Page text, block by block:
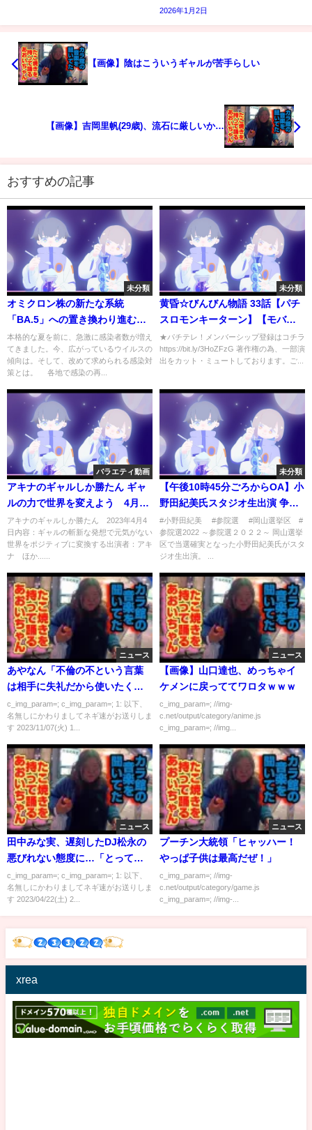
2026年1月2日
【画像】陰はこういうギャルが苦手らしい
【画像】吉岡里帆(29歳)、流石に厳しいか…
おすすめの記事
未分類
オミクロン株の新たな系統
「BA.5」への置き換わり進む
スクリーニング検査で既に疑い2
割 (22/07/11 13:36)
本格的な夏を前に、急激に感染者数が増え
てきました。今、広がっているウイルスの
傾向は。そして、改めて求められる感染対
策とは。 各地で感染の再...
未分類
黄昏☆びんびん物語 33話【パチ
スロモンキーターン】【モバス
ロ ヱヴァンゲリヲン～真実の翼
～】【新鬼武者】#パチンコ #パ
チスロ
★パチテレ！メンバーシップ登録はコチラ
https://bit.ly/3HoZFzG 著作権の為、一部演
出をカット・ミュートしております。ご...
バラエティ動画
アキナのギャルしか勝たん ギャ
ルの力で世界を変えよう 4月4
日
アキナのギャルしか勝たん 2023年4月4
日内容：ギャルの斬新な発想で元気がない
世界をポジティブに変換する出演者：アキ
ナ ほか......
未分類
【午後10時45分ごろからOA】小
野田紀美氏スタジオ生出演 争点･
物価高について聞く
#小野田紀美 #参院選 #岡山選挙区 #
参院選2022 ～参院選２０２２～ 岡山選挙
区で当選確実となった小野田紀美氏がスタ
ジオ生出演。 ...
ニュース
あやなん「不倫の不という言葉
は相手に失礼だから使いたくな
い」
c_img_param=; c_img_param=; 1: 以下、
名無しにかわりましてネギ速がお送りしま
す 2023/11/07(火) 1...
ニュース
【画像】山口達也、めっちゃイ
ケメンに戻っててワロタｗｗｗ
c_img_param=; //img-
c.net/output/category/anime.js
c_img_param=; //img...
ニュース
田中みな実、遅刻したDJ松永の
悪びれない態度に…「とっても
嫌！」「友達います？」
c_img_param=; c_img_param=; 1: 以下、
名無しにかわりましてネギ速がお送りしま
す 2023/04/22(土) 2...
ニュース
プーチン大統領「ヒャッハー！
やっぱ子供は最高だぜ！」
c_img_param=; //img-
c.net/output/category/game.js
c_img_param=; //img-...
xrea